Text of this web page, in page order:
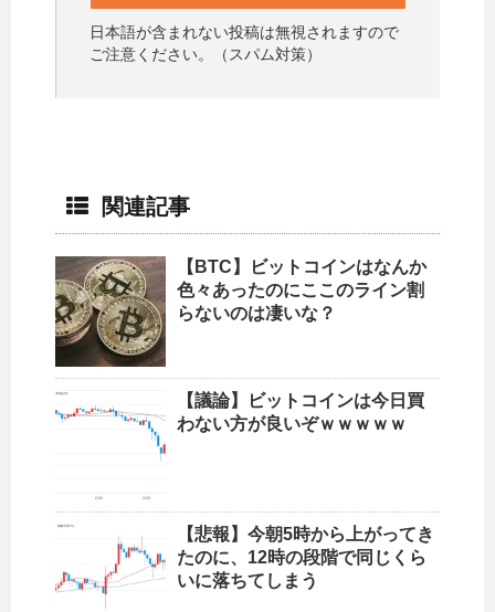
日本語が含まれない投稿は無視されますので
ご注意ください。（スパム対策）
関連記事
【BTC】ビットコインはなんか
色々あったのにここのライン割
らないのは凄いな？
【議論】ビットコインは今日買
わない方が良いぞｗｗｗｗｗ
【悲報】今朝5時から上がってき
たのに、12時の段階で同じくら
いに落ちてしまう